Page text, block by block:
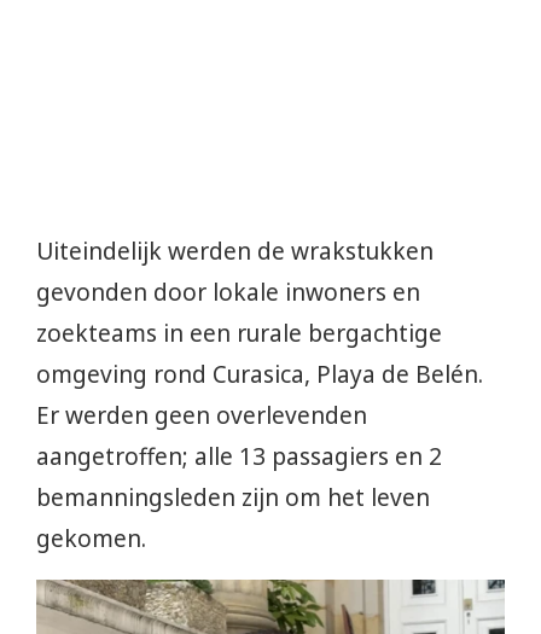
Uiteindelijk werden de wrakstukken
gevonden door lokale inwoners en
zoekteams in een rurale bergachtige
omgeving rond Curasica, Playa de Belén.
Er werden geen overlevenden
aangetroffen; alle 13 passagiers en 2
bemanningsleden zijn om het leven
gekomen.